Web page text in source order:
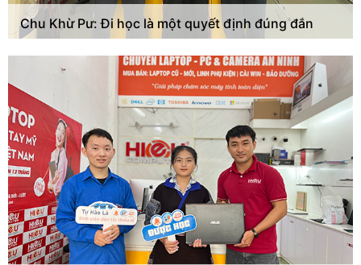
Chu Khừ Pư: Đi học là một quyết định đúng đắn